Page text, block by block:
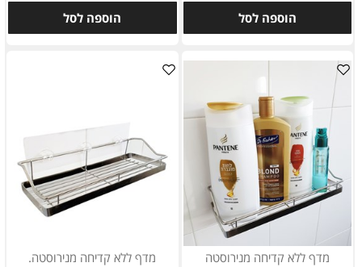
הוספה לסל הוספה לסל
מדף ללא קדיחה מנירוסטה מדף ללא קדיחה מנירוסטה.